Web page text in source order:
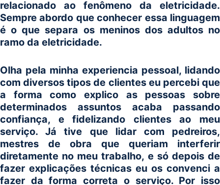
relacionado ao fenômeno da eletricidade.
Sempre abordo que conhecer essa linguagem
é o que separa os meninos dos adultos no
ramo da eletricidade.
Olha pela minha experiencia pessoal, lidando
com diversos tipos de clientes eu percebi que
a forma como explico as pessoas sobre
determinados assuntos acaba passando
confiança, e fidelizando clientes ao meu
serviço. Já tive que lidar com pedreiros,
mestres de obra que queriam interferir
diretamente no meu trabalho, e só depois de
fazer explicações técnicas eu os convenci a
fazer da forma correta o serviço. Por isso